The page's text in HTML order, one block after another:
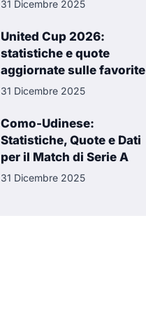
31 Dicembre 2025
United Cup 2026:
statistiche e quote
aggiornate sulle favorite
31 Dicembre 2025
Como-Udinese:
Statistiche, Quote e Dati
per il Match di Serie A
31 Dicembre 2025